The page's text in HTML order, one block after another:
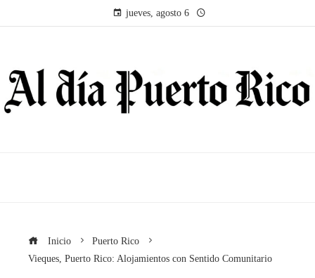
jueves, agosto 6
Inicio
Puerto Rico
Vieques, Puerto Rico: Alojamientos con Sentido Comunitario